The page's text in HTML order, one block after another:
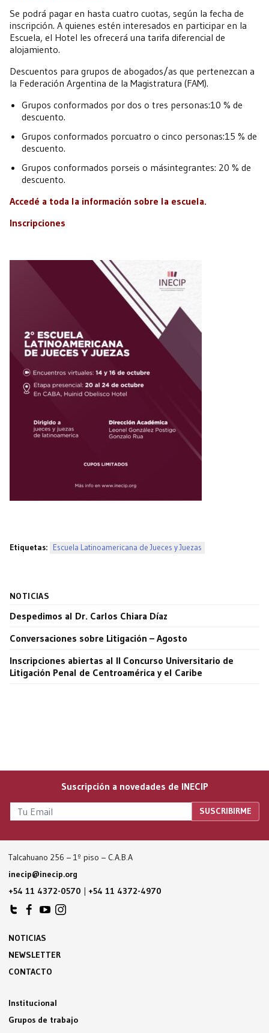
Se podrá pagar en hasta cuatro cuotas, según la fecha de
inscripción. A quienes estén interesados en participar en la
Escuela, el Hotel les ofrecerá una tarifa diferencial de
alojamiento.
Descuentos para grupos de abogados/as que pertenezcan a
la Federación Argentina de la Magistratura (FAM).
Grupos conformados por dos o tres personas:10 % de
descuento.
Grupos conformados porcuatro o cinco personas:15 % de
descuento.
Grupos conformados porseis o másintegrantes: 20 % de
descuento.
Accedé a toda la información sobre la escuela.
Inscripciones
Etiquetas: Escuela Latinoamericana de Jueces y Juezas
NOTICIAS
Despedimos al Dr. Carlos Chiara Díaz
Conversaciones sobre Litigación – Agosto
Inscripciones abiertas al II Concurso Universitario de
Litigación Penal de Centroamérica y el Caribe
Suscripción a novedades de INECIP
Talcahuano 256 – 1º piso – C.A.B.A
inecip@inecip.org
+54 11 4372-0570 | +54 11 4372-4970
NOTICIAS
NEWSLETTER
CONTACTO
Institucional
Grupos de trabajo